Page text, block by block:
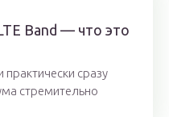
Band — что это
практически сразу
стремительно